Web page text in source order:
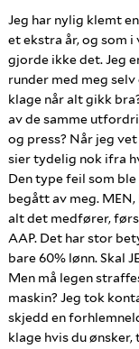
Jeg har nylig klemt
et ekstra år, og som
gjorde ikke det. Jeg
runder med meg
klage når alt gikk
av de samme
og press? Når jeg
sier tydelig nok ifra
Den type feil som
begått av meg.
alt det medfører,
AAP. Det har stor
bare 60% lønn. Skal
Men må legen
maskin? Jeg tok
skjedd en
klage hvis du